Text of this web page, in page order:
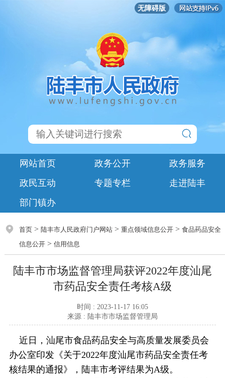
无障碍版
网站首页 政务公开
政务服务
政民互动
专题专栏
走进陆丰
部门镇办
首页> 陆丰市人民政府门户网站> 重点领域信息公开> 食品药品安全
信息公开> 信用信息
陆丰市市场监督管理局获评2022年度汕尾
市药品安全责任考核A级
时间 : 2023-11-17 16:05
来源 : 陆丰市市场监督管理局
近日，汕尾市食品药品安全与高质量发展委员会
办公室印发《关于2022年度汕尾市药品安全责任考
核结果的通报》，陆丰市考评结果为A级。